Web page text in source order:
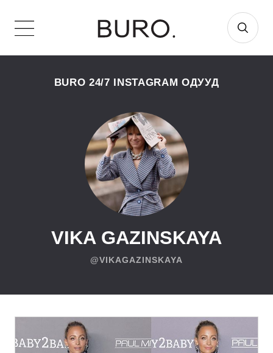
BURO 24/7 INSTAGRAM ОДУУД
VIKA GAZINSKAYA
@VIKAGAZINSKAYA